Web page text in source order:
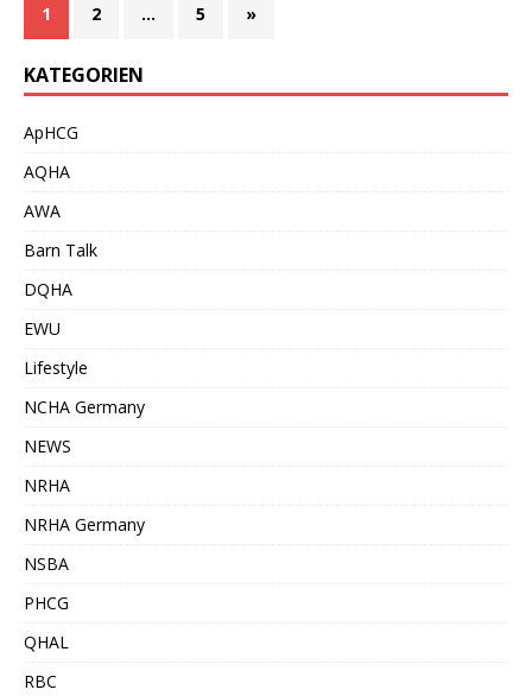
1 2 … 5 »
KATEGORIEN
ApHCG
AQHA
AWA
Barn Talk
DQHA
EWU
Lifestyle
NCHA Germany
NEWS
NRHA
NRHA Germany
NSBA
PHCG
QHAL
RBC